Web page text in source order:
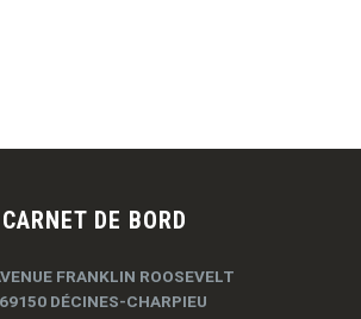
CARNET DE BORD
FRANKLIN ROOSEVELT
DÉCINES-CHARPIEU